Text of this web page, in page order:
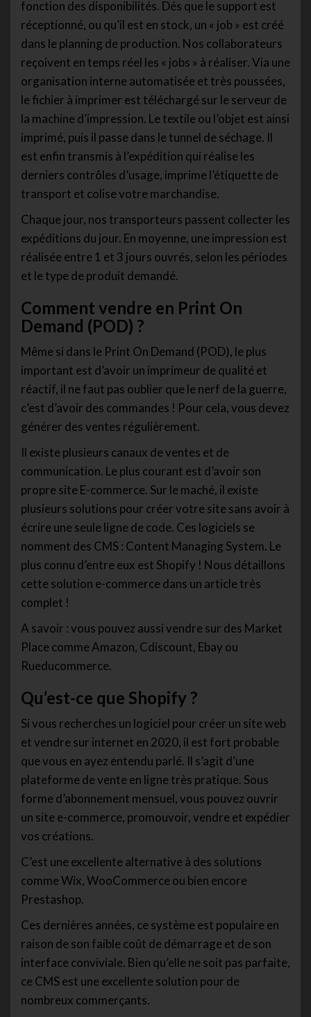
fonction des disponibilités. Dés que le support est
réceptionné, ou qu’il est en stock, un « job » est créé
dans le planning de production. Nos collaborateurs
reçoivent en temps réel les « jobs » à réaliser. Via une
organisation interne automatisée et très poussées,
le fichier à imprimer est téléchargé sur le serveur de
la machine d’impression. Le textile ou l’objet est ainsi
imprimé, puis il passe dans le tunnel de séchage. Il
est enfin transmis à l’expédition qui réalise les
derniers contrôles d’usage, imprime l’étiquette de
transport et colise votre marchandise.
Chaque jour, nos transporteurs passent collecter les
expéditions du jour. En moyenne, une impression est
réalisée entre 1 et 3 jours ouvrés, selon les périodes
et le type de produit demandé.
Comment vendre en Print On
Demand (POD) ?
Même si dans le Print On Demand (POD), le plus
important est d’avoir un imprimeur de qualité et
réactif, il ne faut pas oublier que le nerf de la guerre,
c’est d’avoir des commandes ! Pour cela, vous devez
générer des ventes régulièrement.
Il existe plusieurs canaux de ventes et de
communication. Le plus courant est d’avoir son
propre site E-commerce. Sur le maché, il existe
plusieurs solutions pour créer votre site sans avoir à
écrire une seule ligne de code. Ces logiciels se
nomment des CMS : Content Managing System. Le
plus connu d’entre eux est Shopify ! Nous détaillons
cette solution e-commerce dans un article très
complet !
A savoir : vous pouvez aussi vendre sur des Market
Place comme Amazon, Cdiscount, Ebay ou
Rueducommerce.
Qu’est-ce que Shopify ?
Si vous recherches un logiciel pour créer un site web
et vendre sur internet en 2020, il est fort probable
que vous en ayez entendu parlé. Il s’agit d’une
plateforme de vente en ligne très pratique. Sous
forme d’abonnement mensuel, vous pouvez ouvrir
un site e-commerce, promouvoir, vendre et expédier
vos créations.
C’est une excellente alternative à des solutions
comme Wix, WooCommerce ou bien encore
Prestashop.
Ces dernières années, ce système est populaire en
raison de son faible coût de démarrage et de son
interface conviviale. Bien qu’elle ne soit pas parfaite,
ce CMS est une excellente solution pour de
nombreux commerçants.